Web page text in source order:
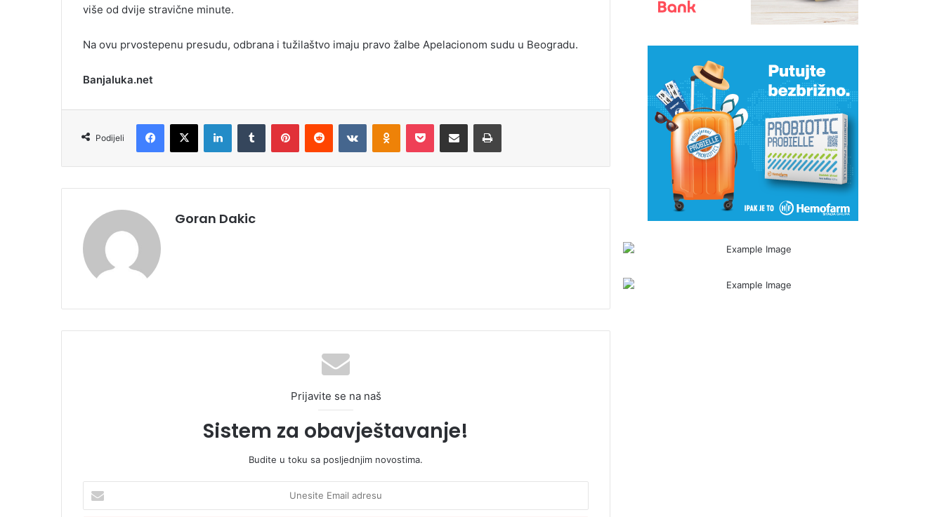
više od dvije stravične minute.
Na ovu prvostepenu presudu, odbrana i tužilaštvo imaju pravo žalbe Apelacionom sudu u Beogradu.
Banjaluka.net
Podijeli
Goran Dakic
Prijavite se na naš
Sistem za obavještavanje!
Budite u toku sa posljednjim novostima.